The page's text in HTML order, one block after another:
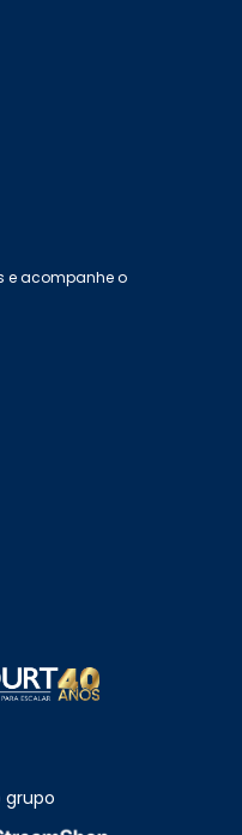
e acompanhe o
grupo